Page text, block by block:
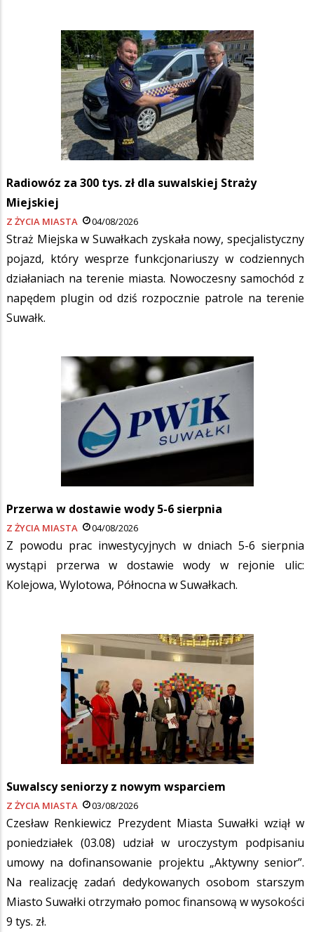
Radiowóz za 300 tys. zł dla suwalskiej Straży
Miejskiej
Z ŻYCIA MIASTA 04/08/2026
Straż Miejska w Suwałkach zyskała nowy, specjalistyczny
pojazd, który wesprze funkcjonariuszy w codziennych
działaniach na terenie miasta. Nowoczesny samochód z
napędem plugin od dziś rozpocznie patrole na terenie
Suwałk.
Przerwa w dostawie wody 5-6 sierpnia
Z ŻYCIA MIASTA 04/08/2026
Z powodu prac inwestycyjnych w dniach 5-6 sierpnia
wystąpi przerwa w dostawie wody w rejonie ulic:
Kolejowa, Wylotowa, Północna w Suwałkach.
Suwalscy seniorzy z nowym wsparciem
Z ŻYCIA MIASTA 03/08/2026
Czesław Renkiewicz Prezydent Miasta Suwałki wziął w
poniedziałek (03.08) udział w uroczystym podpisaniu
umowy na dofinansowanie projektu „Aktywny senior”.
Na realizację zadań dedykowanych osobom starszym
Miasto Suwałki otrzymało pomoc finansową w wysokości
9 tys. zł.